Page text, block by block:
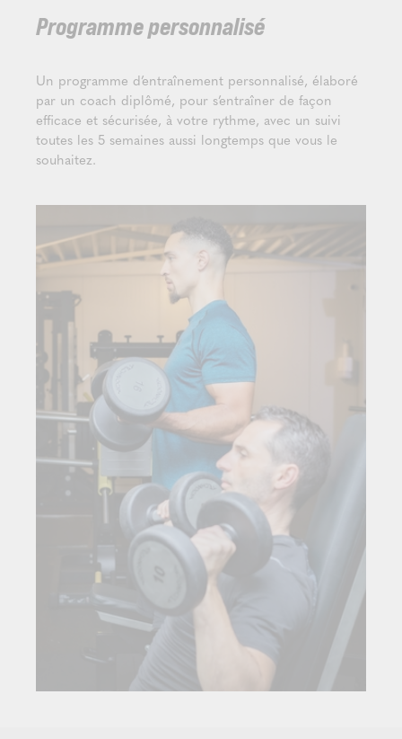
Programme personnalisé
Un programme d’entraînement personnalisé, élaboré
par un coach diplômé, pour s’entraîner de façon
efficace et sécurisée, à votre rythme, avec un suivi
toutes les 5 semaines aussi longtemps que vous le
souhaitez.